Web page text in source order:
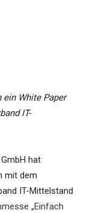
White Paper
IT-
hat
mit dem
IT-Mittelstand
„Einfach